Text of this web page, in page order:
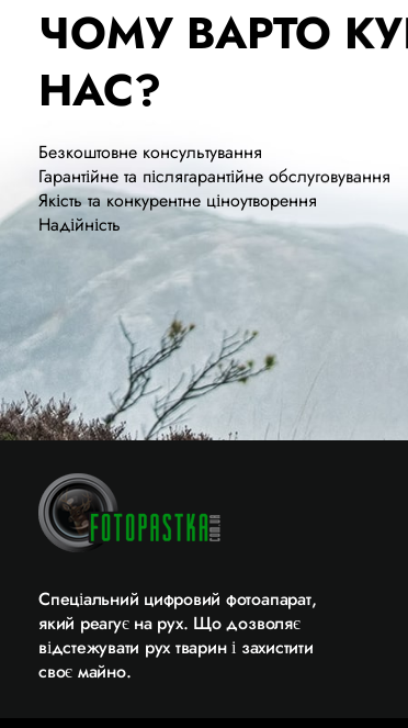
ЧОМУ ВАРТО
НАС?
Безкоштовне консультування
Гарантійне та післягарантійне обслуговування
Якість та конкурентне ціноутворення
Надійність
Cпеціальний цифровий фотоапарат,
який реагує на рух. Що дозволяє
відстежувати рух тварин і захистити
своє майно.